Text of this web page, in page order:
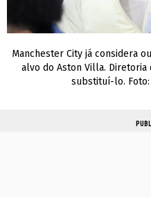
Manchester City já considera
alvo do Aston Villa.
substituí-lo. Foto: